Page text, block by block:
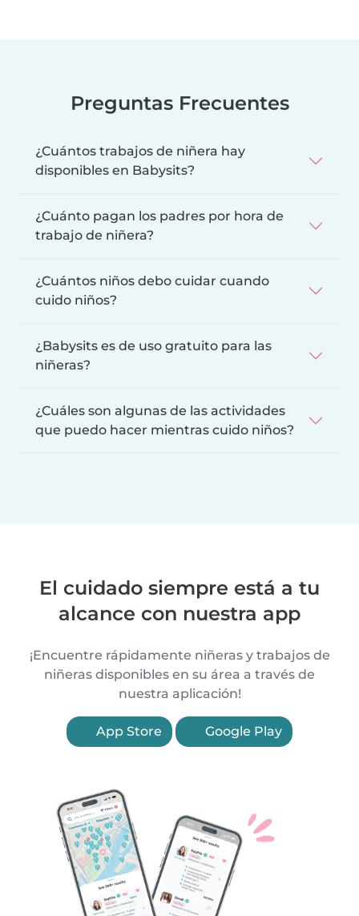
Preguntas Frecuentes
¿Cuántos trabajos de niñera hay
disponibles en Babysits?
¿Cuánto pagan los padres por hora de
trabajo de niñera?
¿Cuántos niños debo cuidar cuando
cuido niños?
¿Babysits es de uso gratuito para las
niñeras?
¿Cuáles son algunas de las actividades
que puedo hacer mientras cuido niños?
El cuidado siempre está a tu
alcance con nuestra app
¡Encuentre rápidamente niñeras y trabajos de
niñeras disponibles en su área a través de
nuestra aplicación!
App Store Google Play